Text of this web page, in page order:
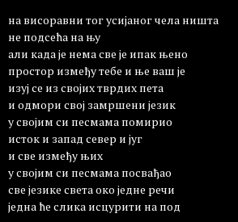
на висоравни тог усијаног чела ништа
не подсећа на њу
али када је нема све је ипак њено
простор између тебе и ње ваш је
изуј се из својих тврдих пета
и одмори свој замршени језик
у својим си песмама помирио
исток и запад север и југ
и све између њих
у својим си песмама посвађао
све језике света око једне речи
једна ће слика исцурити на под